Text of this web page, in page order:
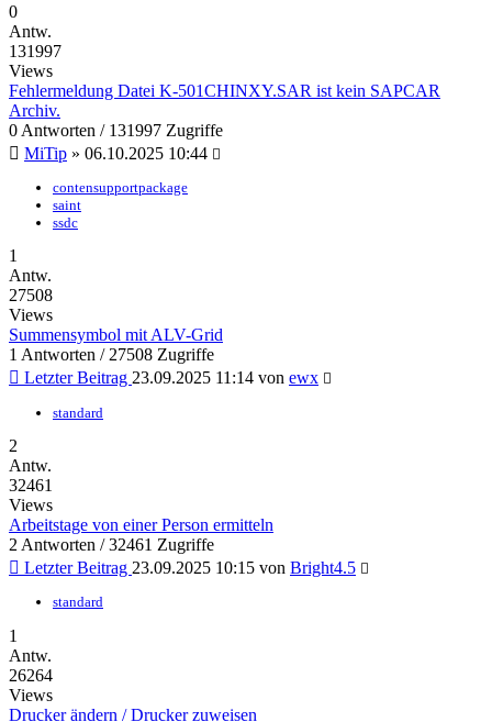
0
Antw.
131997
Views
Fehlermeldung Datei K-501CHINXY.SAR ist kein SAPCAR
Archiv.
0 Antworten / 131997 Zugriffe
MiTip » 06.10.2025 10:44
contensupportpackage
saint
ssdc
1
Antw.
27508
Views
Summensymbol mit ALV-Grid
1 Antworten / 27508 Zugriffe
Letzter Beitrag 23.09.2025 11:14 von ewx
standard
2
Antw.
32461
Views
Arbeitstage von einer Person ermitteln
2 Antworten / 32461 Zugriffe
Letzter Beitrag 23.09.2025 10:15 von Bright4.5
standard
1
Antw.
26264
Views
Drucker ändern / Drucker zuweisen